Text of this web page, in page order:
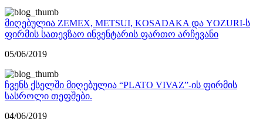
მიღებულია ZEMEX, METSUI, KOSADAKA და YOZURI-ს
ფირმის სათევზაო ინვენტარის ფართო არჩევანი
05/06/2019
ჩვენს ქსელში მიღებულია “PLATO VIVAZ”-ის ფირმის
სასროლი თეფშები.
04/06/2019